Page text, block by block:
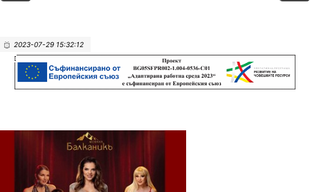
2023-07-29 15:32:12